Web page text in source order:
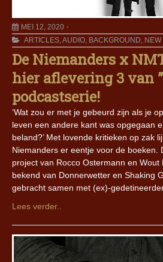
MEI 12, 2020
ARTICLES,AUDIO, BACKGROUND,
De Niemanders x
hier aflevering 3 van
podcastserie!
‘Wat zou er met je gebeurd zijn als je
leven een andere kant was opgegaan
beland?’ Met lovende kritieken op zak
Niemanders er eentje voor de boeken.
project van Rocco Ostermann en Wout
bekend van Donnerwetter en Shaking
gebracht samen met (ex)-
Lees verder..